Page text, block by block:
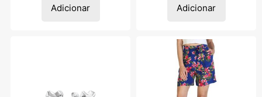
Adicionar Adicionar